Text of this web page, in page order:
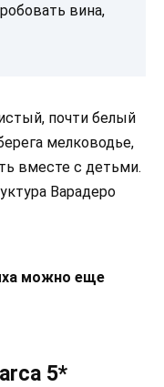
вина,
почти белый
мелководье,
вместе с детьми.
Варадеро
можно еще
5*